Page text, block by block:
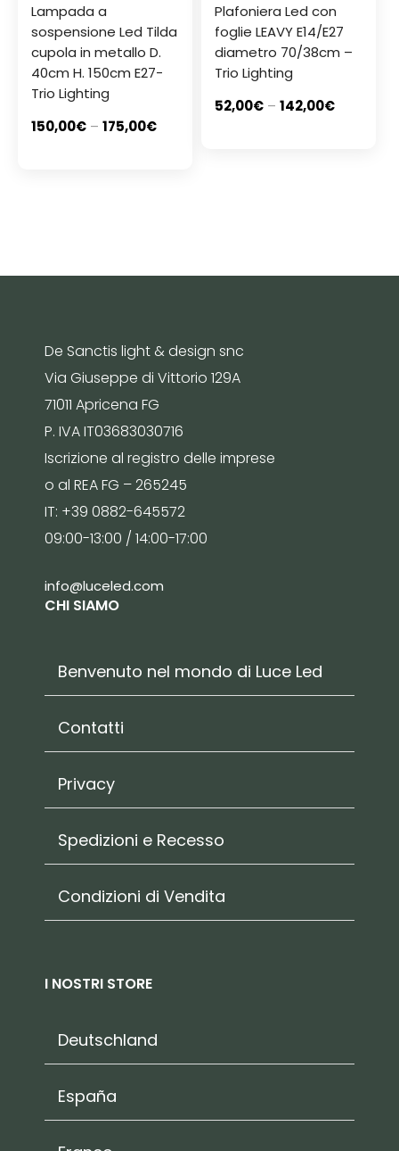
Lampada a
sospensione Led Tilda
cupola in metallo D.
40cm H. 150cm E27-
Trio Lighting
150,00€ – 175,00€
Plafoniera Led con
foglie LEAVY E14/E27
diametro 70/38cm –
Trio Lighting
52,00€ –142,00€
De Sanctis light & design snc
Via Giuseppe di Vittorio 129A
71011 Apricena FG
P. IVA IT03683030716
Iscrizione al registro delle imprese
o al REA FG – 265245
IT: +39 0882-645572
09:00-13:00 / 14:00-17:00
info@luceled.com
CHI SIAMO
Benvenuto nel mondo di Luce Led
Contatti
Privacy
Spedizioni e Recesso
Condizioni di Vendita
I NOSTRI STORE
Deutschland
España